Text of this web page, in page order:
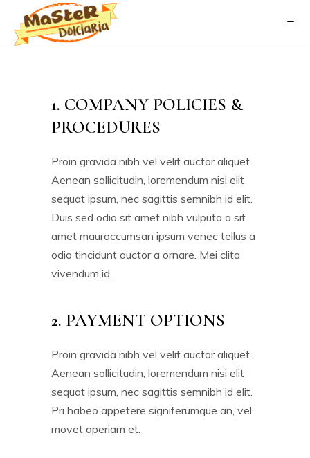
1. COMPANY POLICIES &
PROCEDURES
Proin gravida nibh vel velit auctor aliquet.
Aenean sollicitudin, loremendum nisi elit
sequat ipsum, nec sagittis semnibh id elit.
Duis sed odio sit amet nibh vulputa a sit
amet mauraccumsan ipsum venec tellus a
odio tincidunt auctor a ornare. Mei clita
vivendum id.
2. PAYMENT OPTIONS
Proin gravida nibh vel velit auctor aliquet.
Aenean sollicitudin, loremendum nisi elit
sequat ipsum, nec sagittis semnibh id elit.
Pri habeo appetere signiferumque an, vel
movet aperiam et.